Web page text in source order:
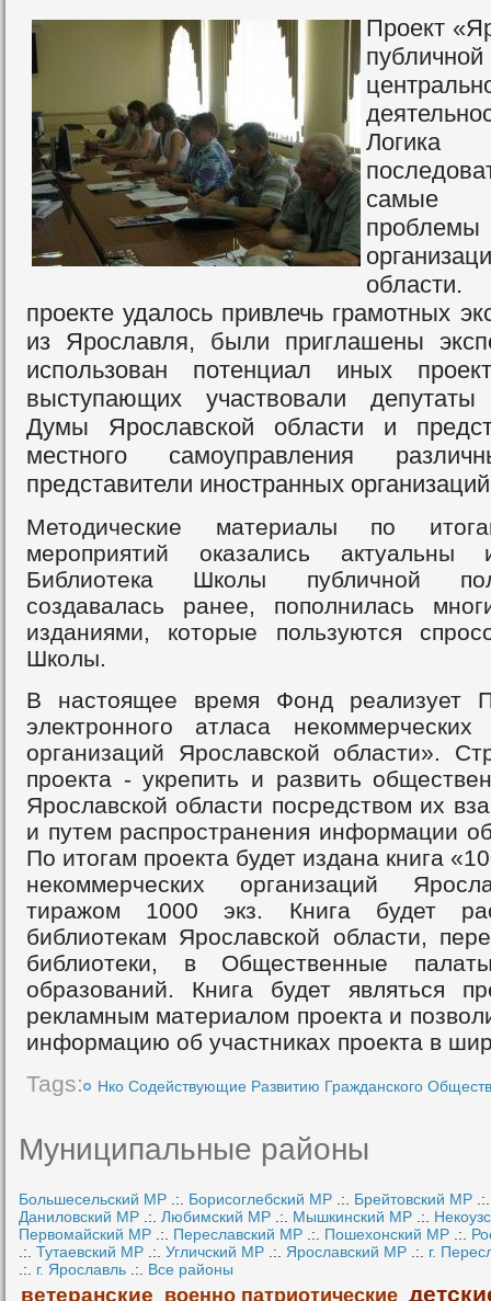
Проект
самые
проекте удалось привлечь грамотных
из Ярославля, были приглашены
использован потенциал иных
выступающих участвовали депутаты
Думы Ярославской области и
местного самоуправления
представители иностранных
Методические материалы по
мероприятий оказались актуальны
Библиотека Школы публичной
создавалась ранее, пополнилась
изданиями, которые пользуются
Школы.
В настоящее время Фонд реализует
электронного атласа
организаций Ярославской области».
проекта - укрепить и развить
Ярославской области посредством их
и путем распространения информации
По итогам проекта будет издана книга
некоммерческих организаций
тиражом 1000 экз. Книга будет
библиотекам Ярославской области,
библиотеки, в Общественные
образований. Книга будет являться
рекламным материалом проекта и
информацию об участниках проекта в
Tags:
Нко Содействующие Развитию Гражданского
Муниципальные районы
Большесельский МР .:. Борисоглебский МР .:. Брейтовский МР
Даниловский МР .:. Любимский МР .:. Мышкинский МР .:.
Первомайский МР .:. Переславский МР .:. Пошехонский МР .:.
.:. Тутаевский МР .:. Угличский МР .:. Ярославский МР .:. г.
.:. г. Ярославль .:. Все районы
ветеранские военно патриотические